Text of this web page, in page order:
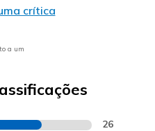
crítica
a um
26